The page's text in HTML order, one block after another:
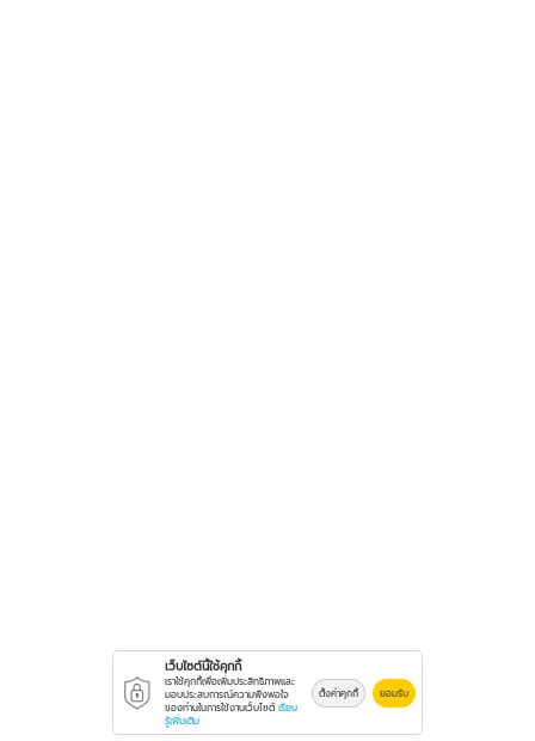
เว็บไซต์นี้ใช้คุกกี้
เราใช้คุกกี้เพื่อเพิ่มประสิทธิภาพและ
มอบประสบการณ์ความพึงพอใจ
ของท่านในการใช้งานเว็บไซต์ เรียน
รู้เพิ่มเติม
ตั้งค่าคุกกี้ ยอมรับ